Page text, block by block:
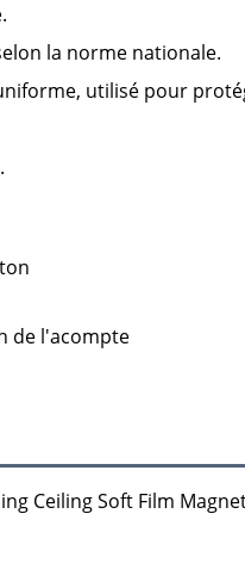
la norme nationale.
utilisé pour
de l'acompte